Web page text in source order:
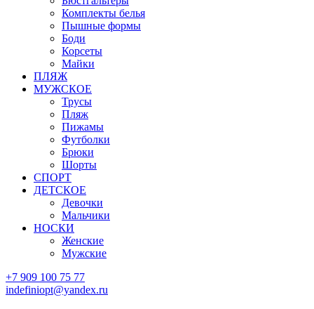
Комплекты белья
Пышные формы
Боди
Корсеты
Майки
ПЛЯЖ
МУЖСКОЕ
Трусы
Пляж
Пижамы
Футболки
Брюки
Шорты
СПОРТ
ДЕТСКОЕ
Девочки
Мальчики
НОСКИ
Женские
Мужские
+7 909 100 75 77
indefiniopt@yandex.ru